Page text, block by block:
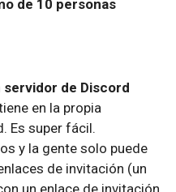
de 10 personas
servidor de Discord
en la propia
Es super fácil.
y la gente solo puede
de invitación (un
un enlace de invitación